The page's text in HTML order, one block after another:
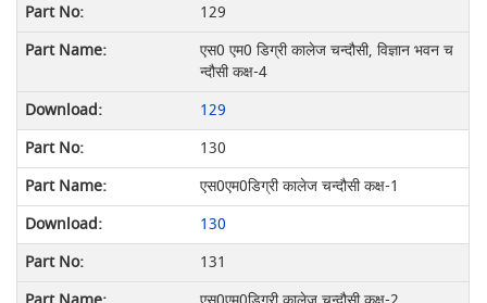
129
एस0 एम0 डिग्री कालेज चन्दौसी, विज्ञान भवन च
न्दौसी कक्ष-4
129
130
एस0एम0डिग्री कालेज चन्दौसी कक्ष-1
130
131